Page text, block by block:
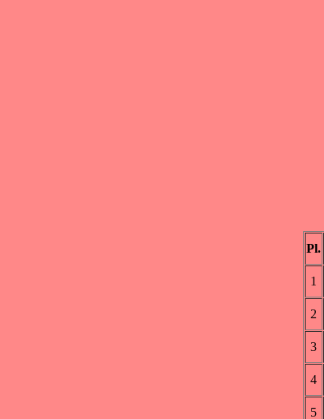
Pl.
1
2
3
4
5